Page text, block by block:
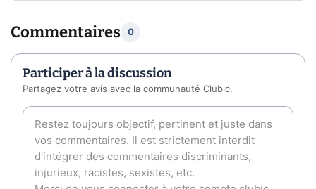
Commentaires 0
Participer à la discussion
Partagez votre avis avec la communauté Clubic.